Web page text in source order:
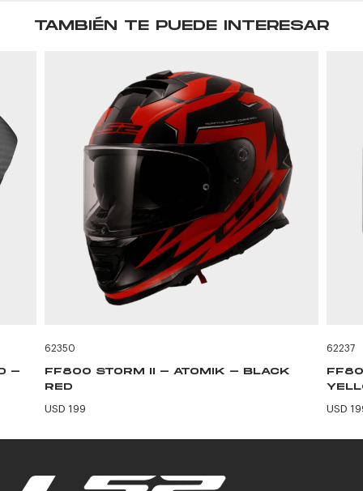
TAMBIÉN TE PUEDE INTERESAR
-
62350
FF800 STORM II - ATOMIK - BLACK
RED
USD 199
62237
USD